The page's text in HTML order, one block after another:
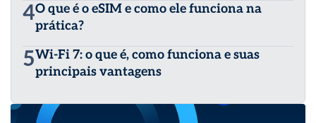
4O que é o eSIM e como ele funciona na
prática?
5Wi-Fi 7: o que é, como funciona e suas
principais vantagens